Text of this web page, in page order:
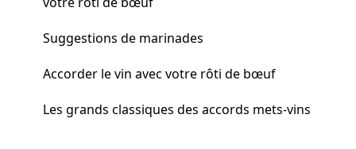
Suggestions de marinades
Accorder le vin avec votre rôti de bœuf
Les grands classiques des accords mets-vins